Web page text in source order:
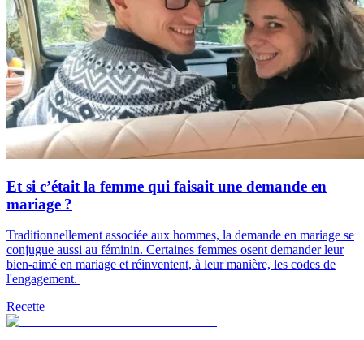
Et si c’était la femme qui faisait une demande en
mariage ?
Traditionnellement associée aux hommes, la demande en mariage se
conjugue aussi au féminin. Certaines femmes osent demander leur
bien-aimé en mariage et réinventent, à leur manière, les codes de
l'engagement.
Recette